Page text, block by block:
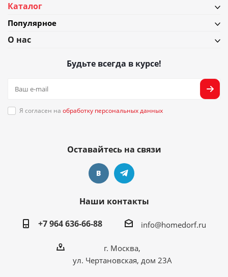
Каталог
Популярное
О нас
Будьте всегда в курсе!
Я согласен на обработку персональных данных
Оставайтесь на связи
Наши контакты
+7 964 636-66-88
info@homedorf.ru
г. Москва,
ул. Чертановская, дом 23А